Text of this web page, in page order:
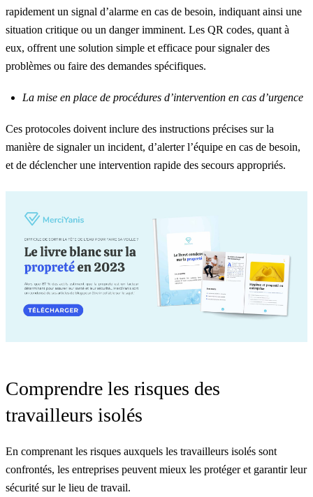
rapidement un signal d’alarme en cas de besoin, indiquant ainsi une
situation critique ou un danger imminent. Les QR codes, quant à
eux, offrent une solution simple et efficace pour signaler des
problèmes ou faire des demandes spécifiques.
La mise en place de procédures d’intervention en cas d’urgence
Ces protocoles doivent inclure des instructions précises sur la
manière de signaler un incident, d’alerter l’équipe en cas de besoin,
et de déclencher une intervention rapide des secours appropriés.
Comprendre les risques des
travailleurs isolés
En comprenant les risques auxquels les travailleurs isolés sont
confrontés, les entreprises peuvent mieux les protéger et garantir leur
sécurité sur le lieu de travail.